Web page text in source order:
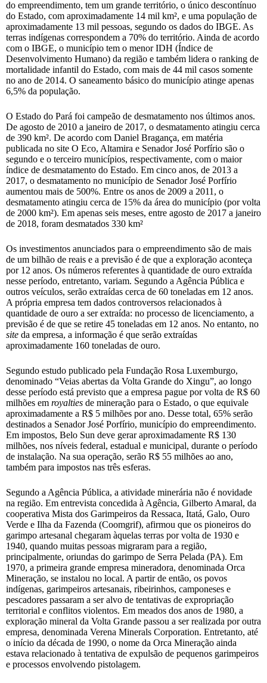
do empreendimento, tem um grande território, o único descontínuo
do Estado, com aproximadamente 14 mil km², e uma população de
aproximadamente 13 mil pessoas, segundo os dados do IBGE. As
terras indígenas correspondem a 70% do território. Ainda de acordo
com o IBGE, o município tem o menor IDH (Índice de
Desenvolvimento Humano) da região e também lidera o ranking de
mortalidade infantil do Estado, com mais de 44 mil casos somente
no ano de 2014. O saneamento básico do município atinge apenas
6,5% da população.
O Estado do Pará foi campeão de desmatamento nos últimos anos.
De agosto de 2010 a janeiro de 2017, o desmatamento atingiu cerca
de 390 km². De acordo com Daniel Bragança, em matéria
publicada no site O Eco, Altamira e Senador José Porfírio são o
segundo e o terceiro municípios, respectivamente, com o maior
índice de desmatamento do Estado. Em cinco anos, de 2013 a
2017, o desmatamento no município de Senador José Porfírio
aumentou mais de 500%. Entre os anos de 2009 a 2011, o
desmatamento atingiu cerca de 15% da área do município (por volta
de 2000 km²). Em apenas seis meses, entre agosto de 2017 a janeiro
de 2018, foram desmatados 330 km²
Os investimentos anunciados para o empreendimento são de mais
de um bilhão de reais e a previsão é de que a exploração aconteça
por 12 anos. Os números referentes à quantidade de ouro extraída
nesse período, entretanto, variam. Segundo a Agência Pública e
outros veículos, serão extraídas cerca de 60 toneladas em 12 anos.
A própria empresa tem dados controversos relacionados à
quantidade de ouro a ser extraída: no processo de licenciamento, a
previsão é de que se retire 45 toneladas em 12 anos. No entanto, no
site da empresa, a informação é que serão extraídas
aproximadamente 160 toneladas de ouro.
Segundo estudo publicado pela Fundação Rosa Luxemburgo,
denominado “Veias abertas da Volta Grande do Xingu”, ao longo
desse período está previsto que a empresa pague por volta de R$ 60
milhões em royalties de mineração para o Estado, o que equivale
aproximadamente a R$ 5 milhões por ano. Desse total, 65% serão
destinados a Senador José Porfírio, município do empreendimento.
Em impostos, Belo Sun deve gerar aproximadamente R$ 130
milhões, nos níveis federal, estadual e municipal, durante o período
de instalação. Na sua operação, serão R$ 55 milhões ao ano,
também para impostos nas três esferas.
Segundo a Agência Pública, a atividade minerária não é novidade
na região. Em entrevista concedida à Agência, Gilberto Amaral, da
cooperativa Mista dos Garimpeiros da Ressaca, Itatá, Galo, Ouro
Verde e Ilha da Fazenda (Coomgrif), afirmou que os pioneiros do
garimpo artesanal chegaram àquelas terras por volta de 1930 e
1940, quando muitas pessoas migraram para a região,
principalmente, oriundas do garimpo de Serra Pelada (PA). Em
1970, a primeira grande empresa mineradora, denominada Orca
Mineração, se instalou no local. A partir de então, os povos
indígenas, garimpeiros artesanais, ribeirinhos, camponeses e
pescadores passaram a ser alvo de tentativas de expropriação
territorial e conflitos violentos. Em meados dos anos de 1980, a
exploração mineral da Volta Grande passou a ser realizada por outra
empresa, denominada Verena Minerals Corporation. Entretanto, até
o início da década de 1990, o nome da Orca Mineração ainda
estava relacionado à tentativa de expulsão de pequenos garimpeiros
e processos envolvendo pistolagem.